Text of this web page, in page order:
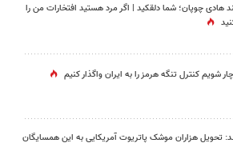
هادی چوپان؛‌ شما دلقکید | اگر مرد هستید افتخارات من را
شویم کنترل تنگه هرمز را به ایران واگذار کنیم
تحویل هزاران موشک پاتریوت آمریکایی به این همسایگان